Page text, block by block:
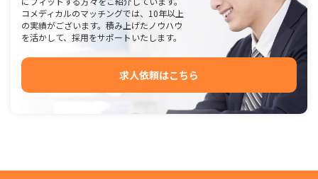
コメディカルのマッチングでは、10年以上
の実績がございます。積み上げたノウハウ
を活かして、採用をサポートいたします。
求人依頼はこちら